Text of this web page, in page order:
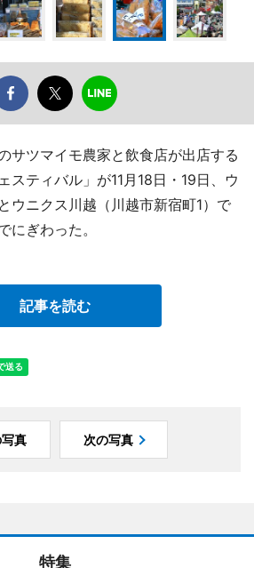
サツマイモ農家と飲食店が出店する
スティバル」が11月18日・19日、ウ
ウニクス川越（川越市新宿町1）で
にぎわった。
記事を読む
真 次の写真
特集